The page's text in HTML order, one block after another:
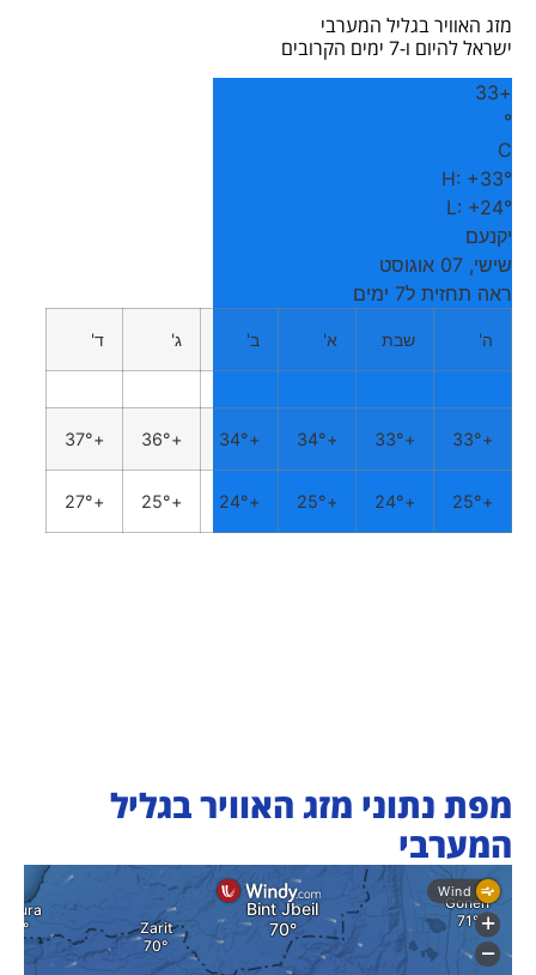
מזג האוויר בגליל המערבי
ישראל להיום ו-7 ימים הקרובים
+
33
°
C
H: +33°
L: +24°
יקנעם
שישי, 07 אוגוסט
ראה תחזית ל7 ימים
ה' שבת א' ב' ג' ד'
+
33°
+
33°
+
34°
+
34°
+
36°
+
37°
+
25°
+
24°
+
25°
+
24°
+
25°
+
27°
מפת נתוני מזג האוויר בגליל
המערבי